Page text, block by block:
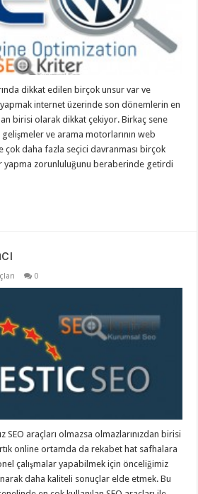
dikkat edilen birçok unsur var ve
internet üzerinde son dönemlerin en
birisi olarak dikkat çekiyor. Birkaç sene
ve arama motorlarının web
daha fazla seçici davranması birçok
yapma zorunluluğunu beraberinde getirdi
0
SEO araçları olmazsa olmazlarınızdan birisi
online ortamda da rekabet hat safhalara
çalışmalar yapabilmek için önceliğimiz
daha kaliteli sonuçlar elde etmek. Bu